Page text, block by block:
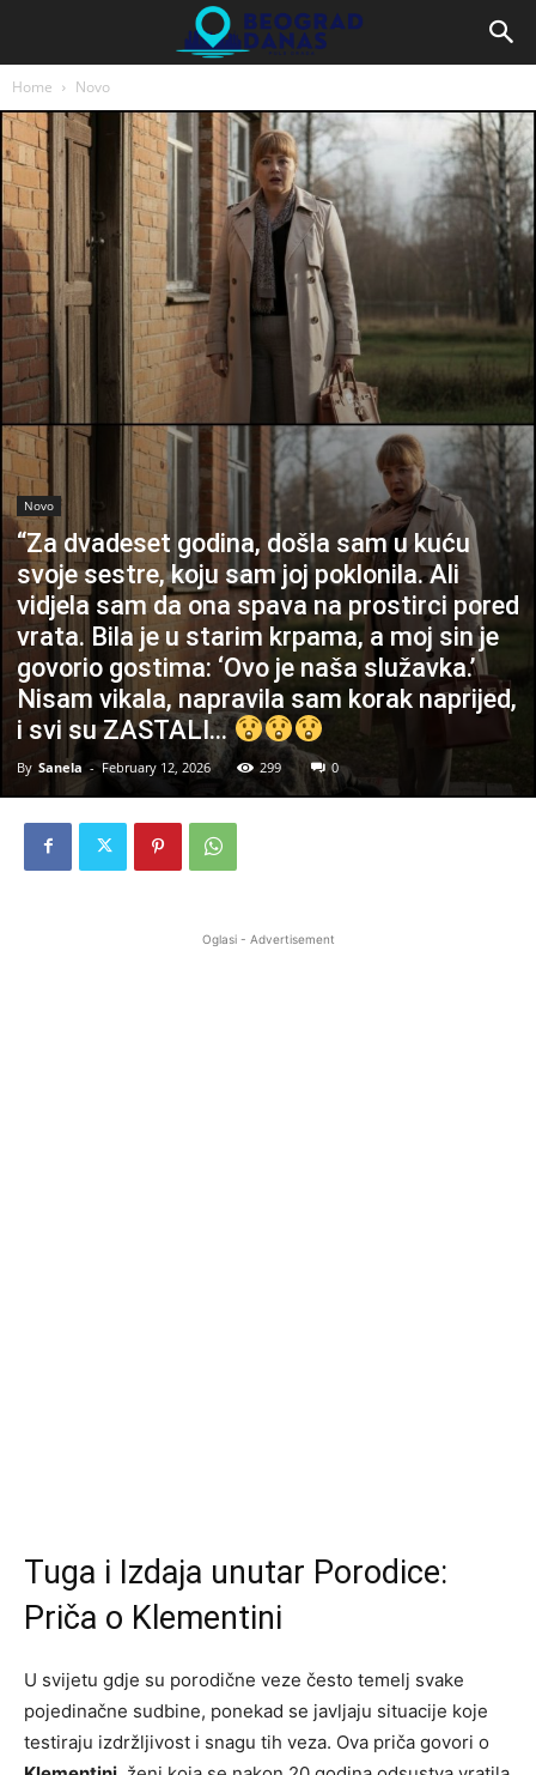
Home Novo
Novo
“Za dvadeset godina, došla sam u kuću
svoje sestre, koju sam joj poklonila. Ali
vidjela sam da ona spava na prostirci pored
vrata. Bila je u starim krpama, a moj sin je
govorio gostima: ‘Ovo je naša služavka.’
Nisam vikala, napravila sam korak naprijed,
i svi su ZASTALI…
By Sanela - February 12, 2026 299 0
Oglasi - Advertisement
Tuga i Izdaja unutar Porodice:
Priča o Klementini
U svijetu gdje su porodične veze često temelj svake
pojedinačne sudbine, ponekad se javljaju situacije koje
testiraju izdržljivost i snagu tih veza. Ova priča govori o